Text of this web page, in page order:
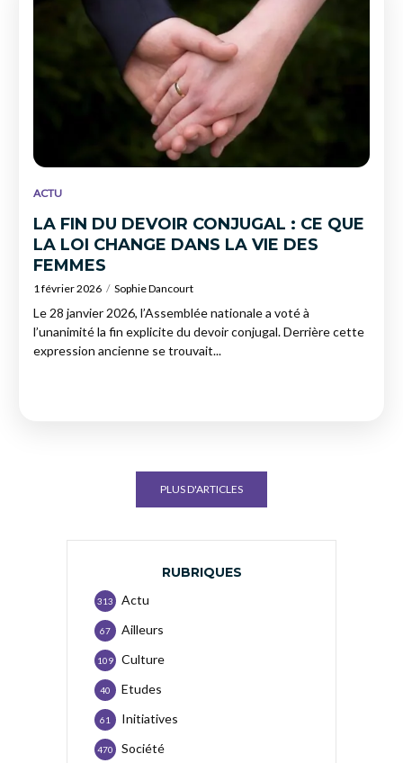
ACTU
LA FIN DU DEVOIR CONJUGAL : CE QUE
LA LOI CHANGE DANS LA VIE DES
FEMMES
1 février 2026 Sophie Dancourt
Le 28 janvier 2026, l’Assemblée nationale a voté à
l’unanimité la fin explicite du devoir conjugal. Derrière cette
expression ancienne se trouvait...
PLUS D'ARTICLES
RUBRIQUES
Actu
313
Ailleurs
67
Culture
109
Etudes
40
Initiatives
61
Société
470